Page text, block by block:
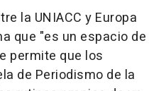
la UNIACC y Europa
que "es un espacio de
permite que los
de Periodismo de la